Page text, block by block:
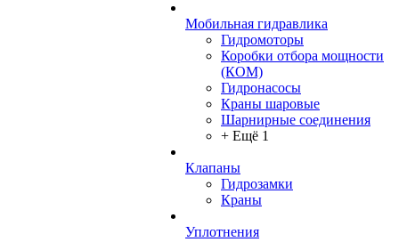
Мобильная гидравлика
Гидромоторы
Коробки отбора мощности
(КОМ)
Гидронасосы
Краны шаровые
Шарнирные соединения
+ Ещё 1
Клапаны
Гидрозамки
Краны
Уплотнения